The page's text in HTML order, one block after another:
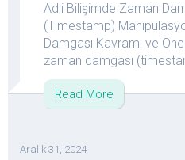
Adli Bilişimde Zaman
(Timestamp)
Damgası Kavramı ve
zaman damgası
Read More
Aralık 31, 2024